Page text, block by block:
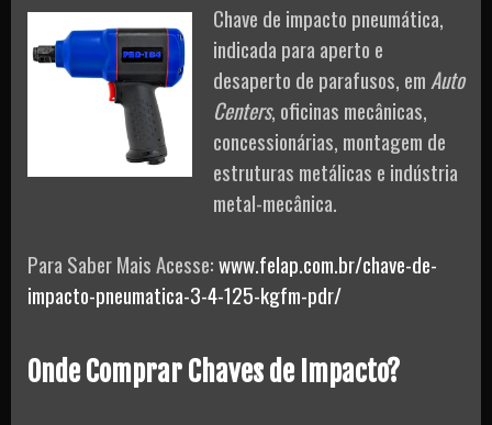
Chave de impacto pneumática,
indicada para aperto e
desaperto de parafusos, em Auto
Centers, oficinas mecânicas,
concessionárias, montagem de
estruturas metálicas e indústria
metal-mecânica.
Para Saber Mais Acesse:www.felap.com.br/chave-de-
impacto-pneumatica-3-4-125-kgfm-pdr/
Onde Comprar Chaves de Impacto?